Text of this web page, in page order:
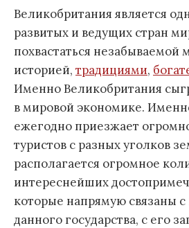
Великобритания является
развитых и ведущих стран
похвастаться незабываемой
историей, традициями,
Именно Великобритания
в мировой экономике.
ежегодно приезжает
туристов с разных уголков
располагается огромное
интереснейших
которые напрямую связаны
данного государства, с его